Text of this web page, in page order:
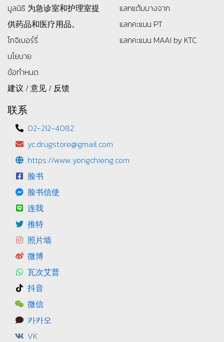
มูลนิธิ 为急诊室和护理室提
供药品和医疗用品。
โกจิเบอร์รี่
นโยบาย
ข้อกำหนด
建议 / 意见 / 反馈
แลกแต้มบางจาก
แลกคะแนน PT
แลกคะแนน MAAI by KTC
联系
02-212-4082
yc.drugstore@gmail.com
https://www.yongchieng.com
脸书
脸书信使
连我
推特
照片墙
微博
瓦次艾普
抖音
微信
카카오
VK